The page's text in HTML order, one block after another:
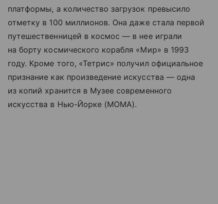
платформы, а количество загрузок превысило
отметку в 100 миллионов. Она даже стала первой
путешественницей в космос — в нее играли
на борту космического корабля «Мир» в 1993
году. Кроме того, «Тетрис» получил официальное
признание как произведение искусства — одна
из копий хранится в Музее современного
искусства в Нью-Йорке (МОМА).